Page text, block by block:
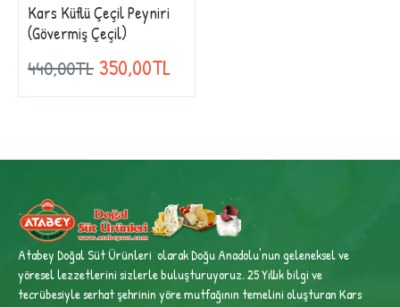
Kars Küflü Çeçil Peyniri
(Gövermiş Çeçil)
440,00TL 350,00TL
Atabey Doğal Süt Ürünleri olarak Doğu Anadolu'nun geleneksel ve
yöresel lezzetlerini sizlerle buluşturuyoruz. 25 Yıllık bilgi ve
tecrübesiyleserhat şehrinin yöre mutfağının temelini oluşturan Kars